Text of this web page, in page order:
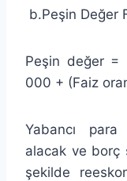
b.Peşin Değer
Peşin değer
000 + (Faiz
Yabancı
alacak ve borç
şekilde